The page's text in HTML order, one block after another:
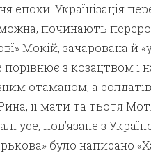
епохи. Українізація
починають
Мокій, зачарована й
порівнює з козацтвом і
отаманом, а
її мати та тьотя
усе, пов’язане з
було написано